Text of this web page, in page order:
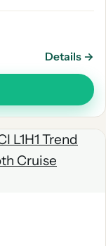
Details →